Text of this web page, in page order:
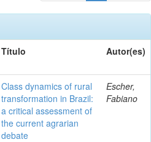
Título Autor(es)
Class dynamics of rural
transformation in Brazil:
a critical assessment of
the current agrarian
debate
Escher,
Fabiano